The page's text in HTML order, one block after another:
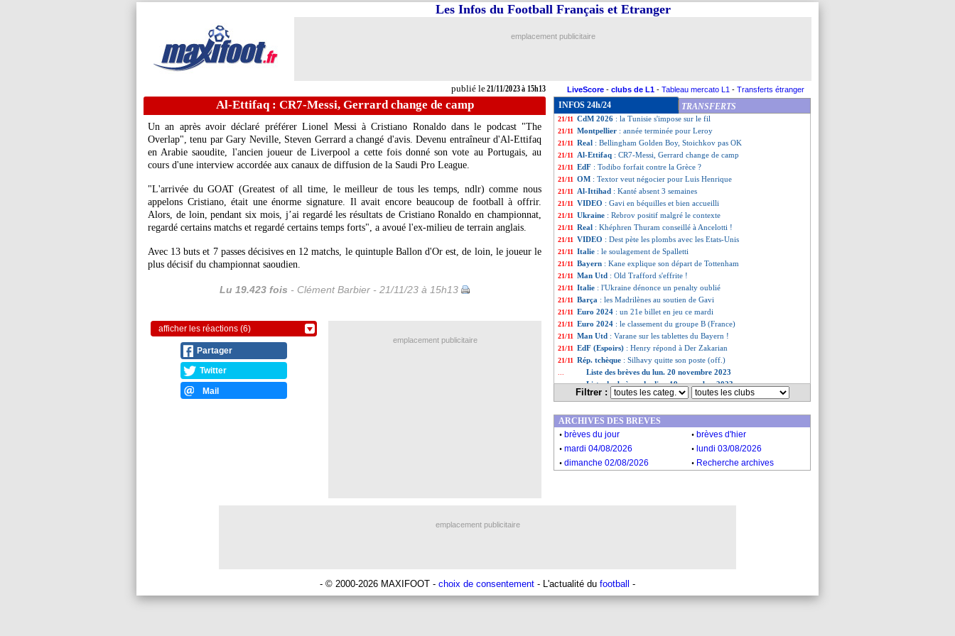
publié le21/11/2023 à 15h13
Les Infos du Football Français et Etranger
emplacement publicitaire
LiveScore - clubs de L1 - Tableau mercato L1 - Transferts étranger
Al-Ettifaq : CR7-Messi, Gerrard change de camp
Un an après avoir déclaré préférer Lionel Messi à Cristiano Ronaldo dans le podcast "The
Overlap", tenu par Gary Neville, Steven Gerrard a changé d'avis. Devenu entraîneur d'Al-Ettifaq
en Arabie saoudite, l'ancien joueur de Liverpool a cette fois donné son vote au Portugais, au
cours d'une interview accordée aux canaux de diffusion de la Saudi Pro League.
"L'arrivée du GOAT (Greatest of all time, le meilleur de tous les temps, ndlr) comme nous
appelons Cristiano, était une énorme signature. Il avait encore beaucoup de football à offrir.
Alors, de loin, pendant six mois, j’ai regardé les résultats de Cristiano Ronaldo en championnat,
regardé certains matchs et regardé certains temps forts", a avoué l'ex-milieu de terrain anglais.
Avec 13 buts et 7 passes décisives en 12 matchs, le quintuple Ballon d'Or est, de loin, le joueur le
plus décisif du championnat saoudien.
Lu 19.423 fois - Clément Barbier - 21/11/23 à 15h13
afficher les réactions (6)
Partager
Twitter
Mail
INFOS 24h/24 TRANSFERTS
21/11 EdF: Mbappé bel et bien attendu sur le banc
21/11 Divers
21/11 EdF (Espoirs): Henry, Rothen tacle MDZ
21/11 PSG: l'idée du Stade de France abandonnée ?
21/11 CdM 2026 : la Tunisie s'impose sur le fil
21/11 Montpellier : année terminée pour Leroy
21/11 Real : Bellingham Golden Boy, Stoichkov pas OK
21/11 Al-Ettifaq : CR7-Messi, Gerrard change de camp
21/11 EdF : Todibo forfait contre la Grèce ?
21/11 OM : Textor veut négocier pour Luis Henrique
21/11 Al-Ittihad : Kanté absent 3 semaines
21/11 VIDEO : Gavi en béquilles et bien accueilli
21/11 Ukraine : Rebrov positif malgré le contexte
21/11 Real : Khéphren Thuram conseillé à Ancelotti !
21/11 VIDEO : Dest pète les plombs avec les Etats-Unis
21/11 Italie : le soulagement de Spalletti
21/11 Bayern : Kane explique son départ de Tottenham
21/11 Man Utd : Old Trafford s'effrite !
21/11 Italie : l'Ukraine dénonce un penalty oublié
21/11 Barça : les Madrilènes au soutien de Gavi
21/11 Euro 2024 : un 21e billet en jeu ce mardi
21/11 Euro 2024 : le classement du groupe B (France)
21/11 Man Utd : Varane sur les tablettes du Bayern !
21/11 EdF (Espoirs) : Henry répond à Der Zakarian
21/11 Rép. tchèque : Silhavy quitte son poste (off.)
Liste des brèves du lun. 20 novembre 2023
... Liste des brèves du dim. 19 novembre 2023
Filtrer :
emplacement publicitaire
ARCHIVES DES BREVES
. brèves du jour . brèves d'hier
. mardi 04/08/2026 . lundi 03/08/2026
. dimanche 02/08/2026 . Recherche archives
emplacement publicitaire
- © 2000-2026 MAXIFOOT - choix de consentement - L'actualité du football -